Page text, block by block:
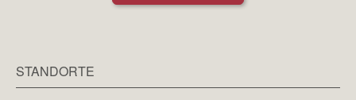
STANDORTE